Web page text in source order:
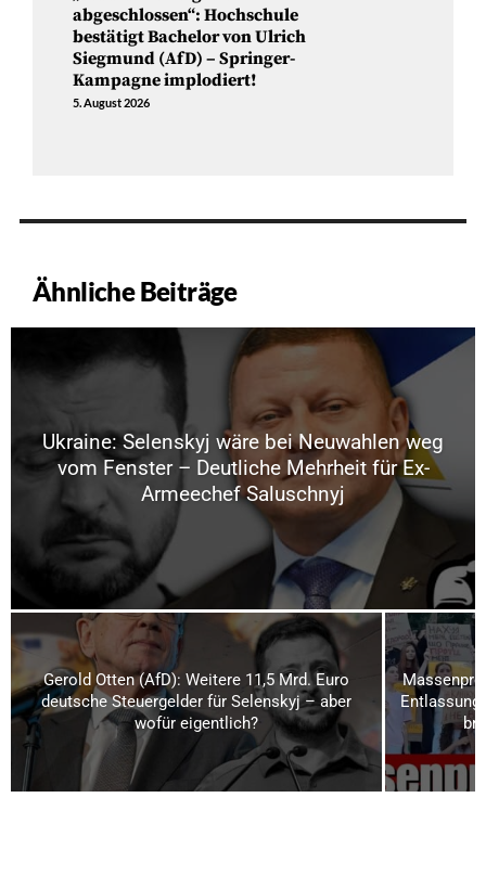
abgeschlossen“: Hochschule
bestätigt Bachelor von Ulrich
Siegmund (AfD) – Springer-
Kampagne implodiert!
5. August 2026
Ähnliche Beiträge
Ukraine: Selenskyj wäre bei Neuwahlen weg
vom Fenster – Deutliche Mehrheit für Ex-
Armeechef Saluschnyj
Gerold Otten (AfD): Weitere 11,5 Mrd. Euro
deutsche Steuergelder für Selenskyj – aber
wofür eigentlich?